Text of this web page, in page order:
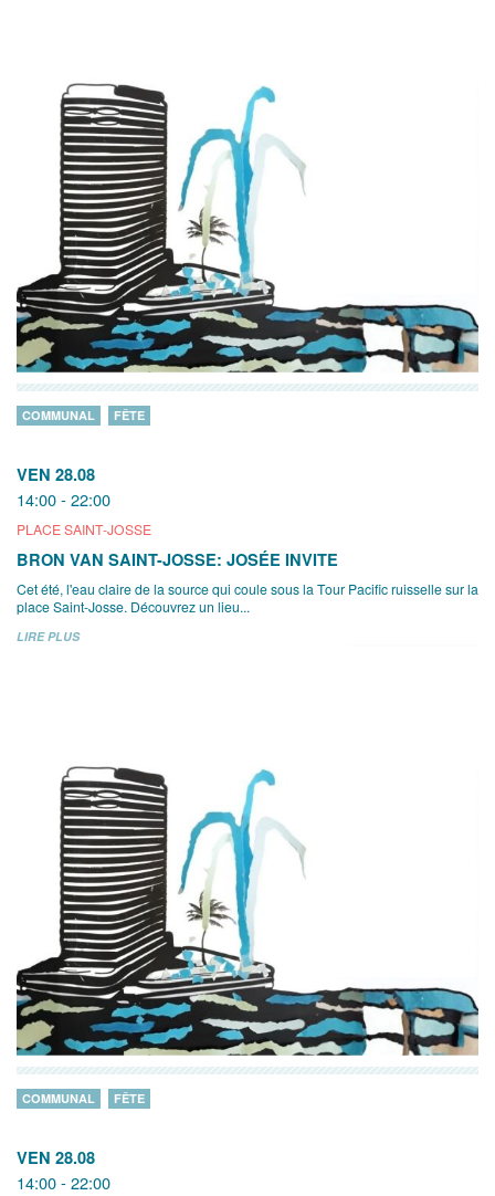
VEN 28.08
14:00 - 22:00
PLACE SAINT-JOSSE
COMMUNAL FÊTE
BRON VAN SAINT-JOSSE: JOSÉE INVITE
Cet été, l'eau claire de la source qui coule sous la Tour Pacific ruisselle sur la
place Saint-Josse. Découvrez un lieu...
LIRE PLUS
VEN 28.08
14:00 - 22:00
COMMUNAL FÊTE